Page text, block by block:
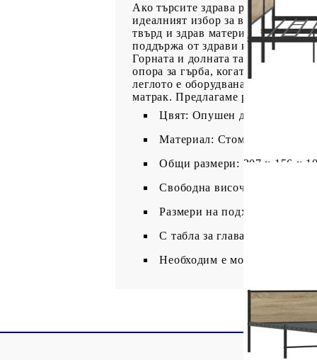
Ако търсите здрава рамка за
идеалният избор за вас!Здрава
твърд и здрав материал, който
поддържа от здрави крака,
Горната и долната табла на
опора за гърба, когато седите в
леглото е оборудвана с
матрак. Предлагаме
Цвят: Опушен дъб
Материал: Стомана,
Общи размери: 207 x 156 x
Свободна височина под
Размери на подходящ
С табла за глава и крака
Необходим е монтаж